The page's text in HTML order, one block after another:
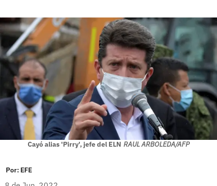
Cayó alias 'Pirry', jefe del ELN RAUL ARBOLEDA/AFP
Por: EFE